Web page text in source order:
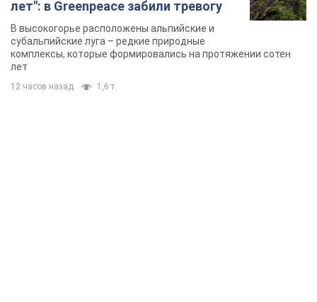
лет": в Greenpeace забили тревогу
В высокогорье расположены альпийские и
субальпийские луга – редкие природные
комплексы, которые формировались на протяжении сотен
лет
12 часов назад 1,6 т.